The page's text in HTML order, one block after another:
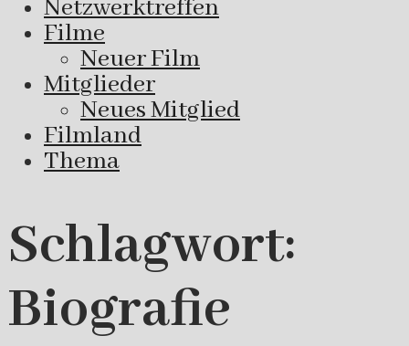
Netzwerktreffen
Filme
Neuer Film
Mitglieder
Neues Mitglied
Filmland
Thema
Schlagwort:
Biografie